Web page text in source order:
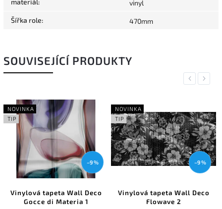
vinyl
Šířka role: 470mm
SOUVISEJÍCÍ PRODUKTY
Previous
NOVINKA
TIP
–9 %
Vinylová tapeta Wall Deco
Gocce di Materia 1
NOVINKA
TIP
–9 %
Vinylová tapeta Wall Deco
Flowave 2
Next